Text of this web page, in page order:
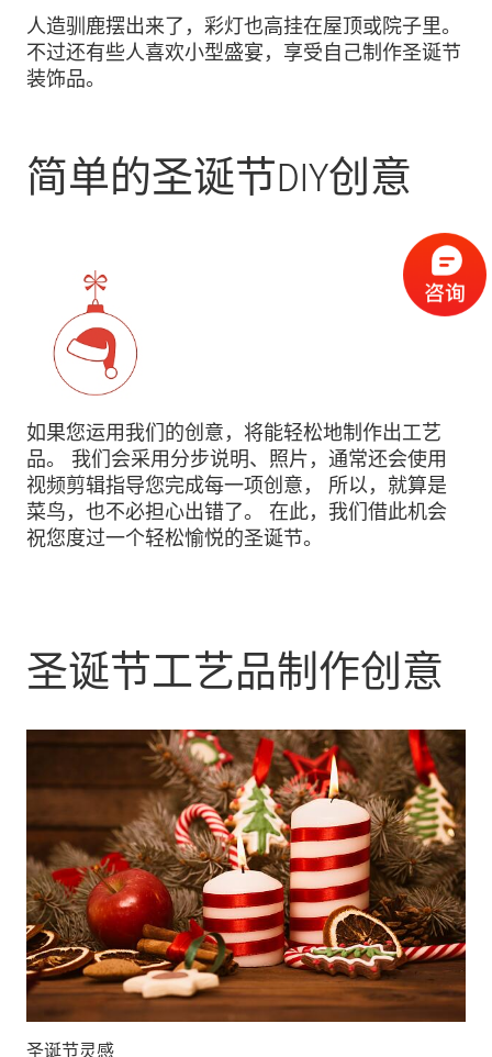
人造驯鹿摆出来了，彩灯也高挂在屋顶或院子里。
不过还有些人喜欢小型盛宴，享受自己制作圣诞节
装饰品。
简单的圣诞节DIY创意
如果您运用我们的创意，将能轻松地制作出工艺
品。 我们会采用分步说明、照片，通常还会使用
视频剪辑指导您完成每一项创意， 所以，就算是
菜鸟，也不必担心出错了。 在此，我们借此机会
祝您度过一个轻松愉悦的圣诞节。
圣诞节工艺品制作创意
圣诞节灵感